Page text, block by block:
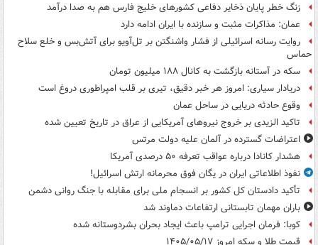
زنگ خطر پایان ذخایر دفاعی کشورهای خلیج فارس هم به صدا درآمد
عمان: مذاکرات مثبت و سازنده با ایران ادامه دارد
روایت رسانه اسرائیلی از فشار واشنگتن بر تل‌آویو برای آتش‌بس و خلع سلاح
حماس
سکه در آستانه بازگشت به کانال ۱۸۸ میلیون تومان
دریادار سیاری: امروز هر خبر دقیق، تیری بر قلب امپراطوری دروغ است
وقوع حادثه دریایی در ساحل عمان
تاکید الزیدی بر خروج نیروهای آمریکایی از عراق در تاریخ تعیین شده
اعتراضات گسترده در آلمان علیه دولت مرتس
هشدار کانادا درباره عواقب تعرفه ۵۰ درصدی آمریکا
نفوذ اطلاعاتی ایران در یگان فوق محرمانه ارتش اسرائیل!
تأکید دادستان کل کشور بر انسجام ملی برای مقابله با جنگ روانی دشمن
باران مهمان تابستانی ارتفاعات دماوند شد
کوبا: فرمان اجرایی ترامپ باعث ایجاد بحران بشردوستانه شده
قیمت طلا و سکه امروز ۱۴۰۵/۰۵/۱۷